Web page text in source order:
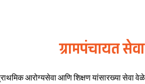
ग्रामपंचायत सेवा
आरोग्यसेवा आणि शिक्षण यांसारख्या सेवा